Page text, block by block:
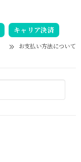
キャリア決済
お支払い方法について